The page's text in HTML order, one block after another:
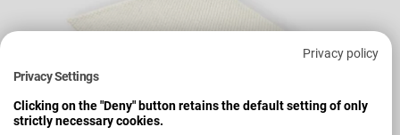
Privacy policy
Privacy Settings
Clicking on the "Deny" button retains the default setting of only
strictly necessary cookies.